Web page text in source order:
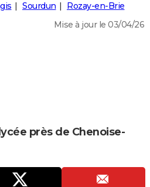
Sourdun
Rozay-en-Brie
Mise à jour le 03/04/26
près de Chenoise-